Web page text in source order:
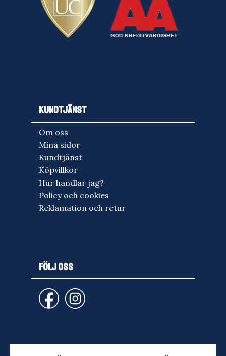
KUNDTJÄNST
Om oss
Mina sidor
Kundtjänst
Köpvillkor
Hur handlar jag?
Policy och cookies
Reklamation och retur
FÖLJ OSS